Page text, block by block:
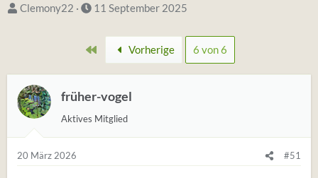
S
t
e
r
n
Clemony22
D
m
S
t
t
11 September 2025
Erste Vorherige 6 von 6
früher-vogel
Aktives Mitglied
20 März 2026 #51